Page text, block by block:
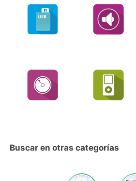
Buscar en otras categorías